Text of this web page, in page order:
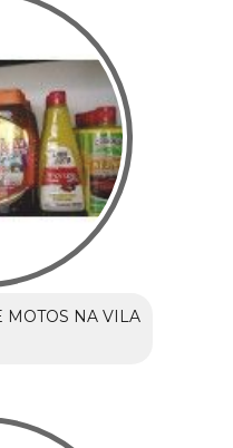
MOTOS NA VILA